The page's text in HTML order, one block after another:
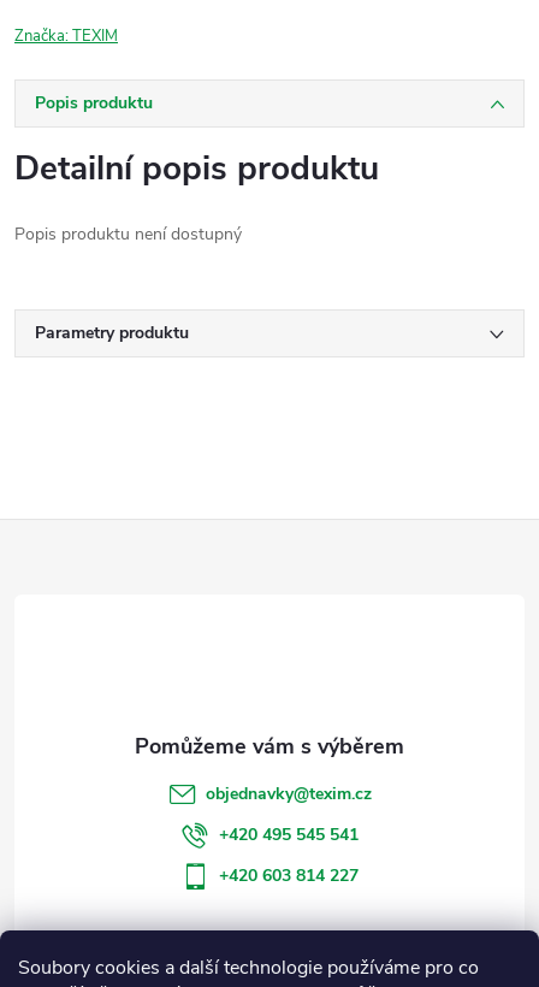
Soubory cookies a další technologie používáme pro co
Značka:TEXIM
Popis produktu
Detailní popis produktu
Popis produktu není dostupný
Parametry produktu
objednavky@texim.cz
+420 495 545 541
+420 603 814 227